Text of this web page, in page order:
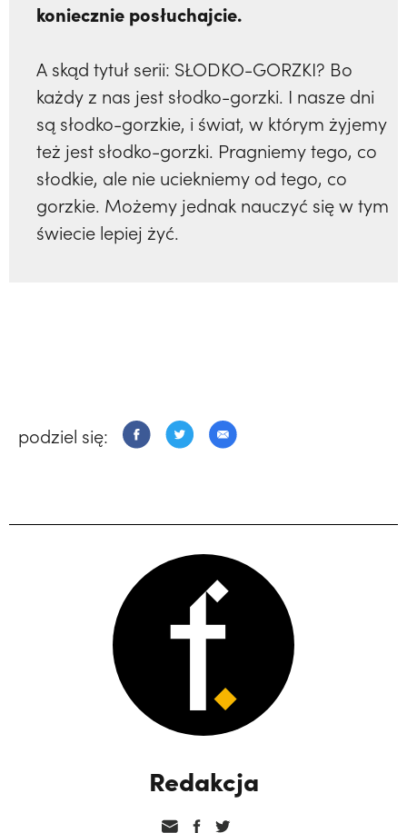
koniecznie posłuchajcie.
A skąd tytuł serii: SŁODKO-GORZKI? Bo
każdy z nas jest słodko-gorzki. I nasze dni
są słodko-gorzkie, i świat, w którym żyjemy
też jest słodko-gorzki. Pragniemy tego, co
słodkie, ale nie uciekniemy od tego, co
gorzkie. Możemy jednak nauczyć się w tym
świecie lepiej żyć.
podziel się:
Redakcja